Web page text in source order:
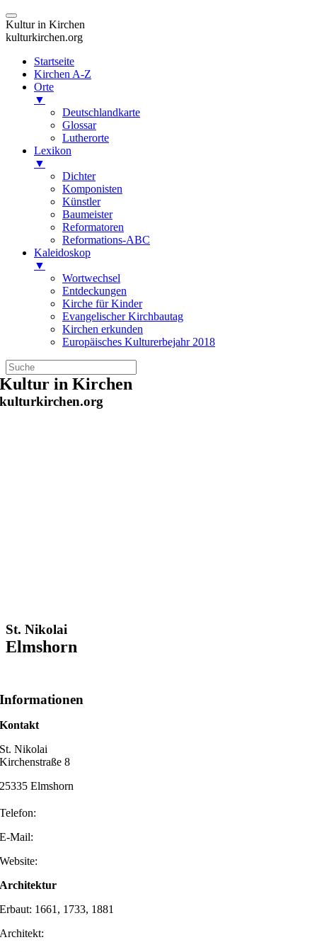
Kultur in Kirchen
kulturkirchen.org
Startseite
Kirchen A-Z
Orte
▼
Deutschlandkarte
Glossar
Lutherorte
Lexikon
▼
Dichter
Komponisten
Künstler
Baumeister
Reformatoren
Reformations-ABC
Kaleidoskop
▼
Wortwechsel
Entdeckungen
Kirche für Kinder
Evangelischer Kirchbautag
Kirchen erkunden
Europäisches Kulturerbejahr 2018
Zum
Inhalt
springen
Kultur in Kirchen
kulturkirchen.org
St. Nikolai
Elmshorn
Informationen
Kontakt
St. Nikolai
Kirchenstraße 8
25335 Elmshorn
Telefon:
E-Mail:
Website:
Architektur
Erbaut: 1661, 1733, 1881
Architekt: